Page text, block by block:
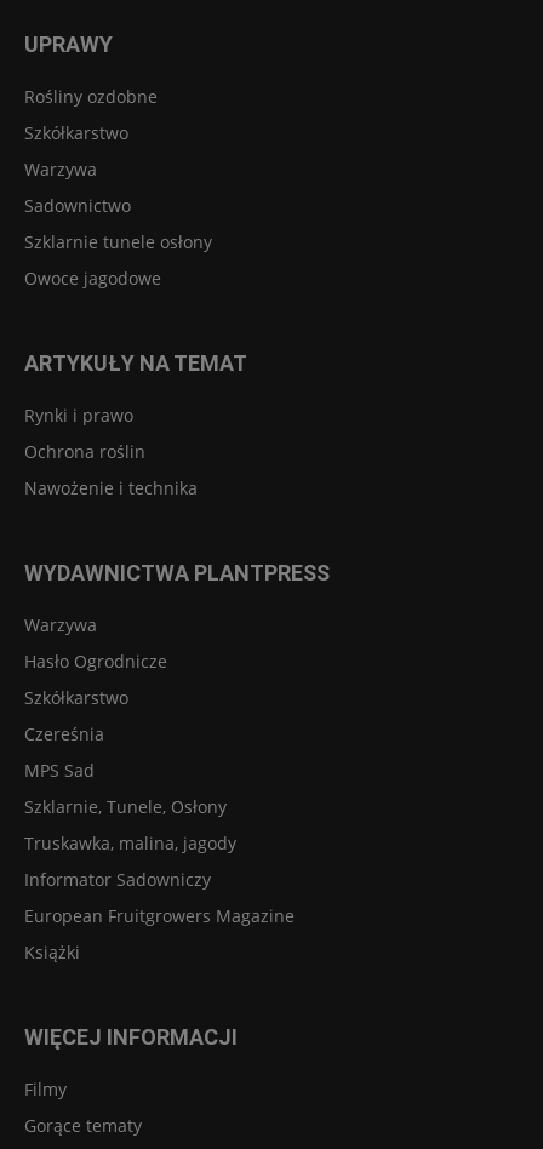
UPRAWY
Rośliny ozdobne
Szkółkarstwo
Warzywa
Sadownictwo
Szklarnie tunele osłony
Owoce jagodowe
ARTYKUŁY NA TEMAT
Rynki i prawo
Ochrona roślin
Nawożenie i technika
WYDAWNICTWA PLANTPRESS
Warzywa
Hasło Ogrodnicze
Szkółkarstwo
Czereśnia
MPS Sad
Szklarnie, Tunele, Osłony
Truskawka, malina, jagody
Informator Sadowniczy
European Fruitgrowers Magazine
Książki
WIĘCEJ INFORMACJI
Filmy
Gorące tematy